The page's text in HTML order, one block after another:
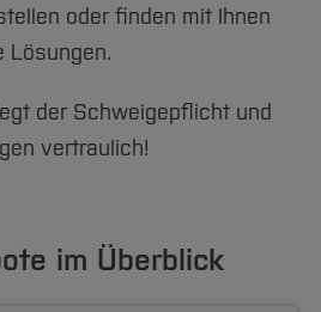
oder finden mit Ihnen
Lösungen.
der Schweigepflicht und
vertraulich!
im Überblick